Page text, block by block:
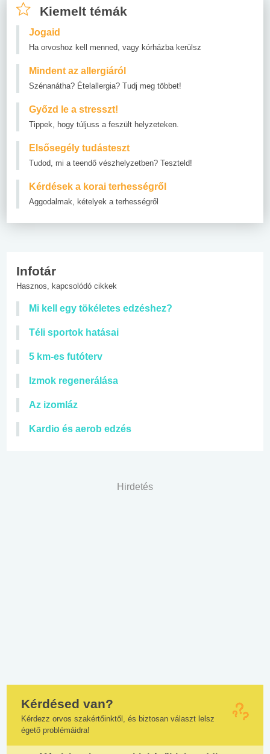
Kiemelt témák
Jogaid
Ha orvoshoz kell menned, vagy kórházba kerülsz
Mindent az allergiáról
Szénanátha? Ételallergia? Tudj meg többet!
Győzd le a stresszt!
Tippek, hogy túljuss a feszült helyzeteken.
Elsősegély tudásteszt
Tudod, mi a teendő vészhelyzetben? Teszteld!
Kérdések a korai terhességről
Aggodalmak, kételyek a terhességről
Infotár
Hasznos, kapcsolódó cikkek
Mi kell egy tökéletes edzéshez?
Téli sportok hatásai
5 km-es futóterv
Izmok regenerálása
Az izomláz
Kardio és aerob edzés
Hirdetés
Kérdésed van?
Kérdezz orvos szakértőinktől, és biztosan választ lelsz
égető problémáidra!